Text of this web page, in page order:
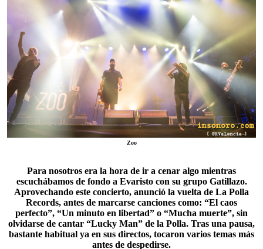
Zoo
Para nosotros era la hora de ir a cenar algo mientras
escuchábamos de fondo a Evaristo con su grupo Gatillazo.
Aprovechando este concierto, anunció la vuelta de La Polla
Records, antes de marcarse canciones como: “El caos
perfecto”, “Un minuto en libertad” o “Mucha muerte”, sin
olvidarse de cantar “Lucky Man” de la Polla. Tras una pausa,
bastante habitual ya en sus directos, tocaron varios temas más
antes de despedirse.